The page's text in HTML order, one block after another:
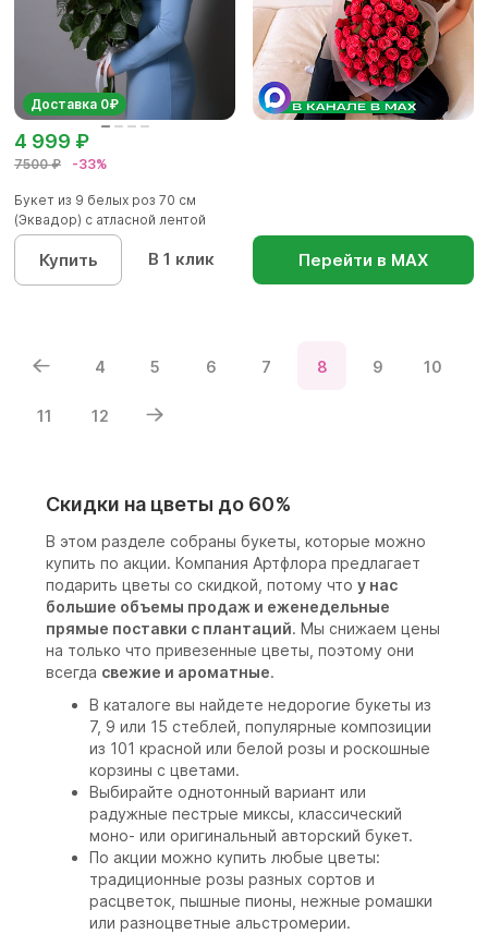
Доставка 0₽
7500 ₽ -33%
4 999 ₽
Букет из 9 белых роз 70 см
(Эквадор) с атласной лентой
Купить В 1 клик Перейти в МАХ
4 5 6 7 8 9 10
11 12
Скидки на цветы до 60%
В этом разделе собраны букеты, которые можно
купить по акции. Компания Артфлора предлагает
подарить цветы со скидкой, потому что у нас
большие объемы продаж и еженедельные
прямые поставки с плантаций. Мы снижаем цены
на только что привезенные цветы, поэтому они
всегда свежие и ароматные.
В каталоге вы найдете недорогие букеты из
7, 9 или 15 стеблей, популярные композиции
из 101 красной или белой розы и роскошные
корзины с цветами.
Выбирайте однотонный вариант или
радужные пестрые миксы, классический
моно- или оригинальный авторский букет.
По акции можно купить любые цветы:
традиционные розы разных сортов и
расцветок, пышные пионы, нежные ромашки
или разноцветные альстромерии.